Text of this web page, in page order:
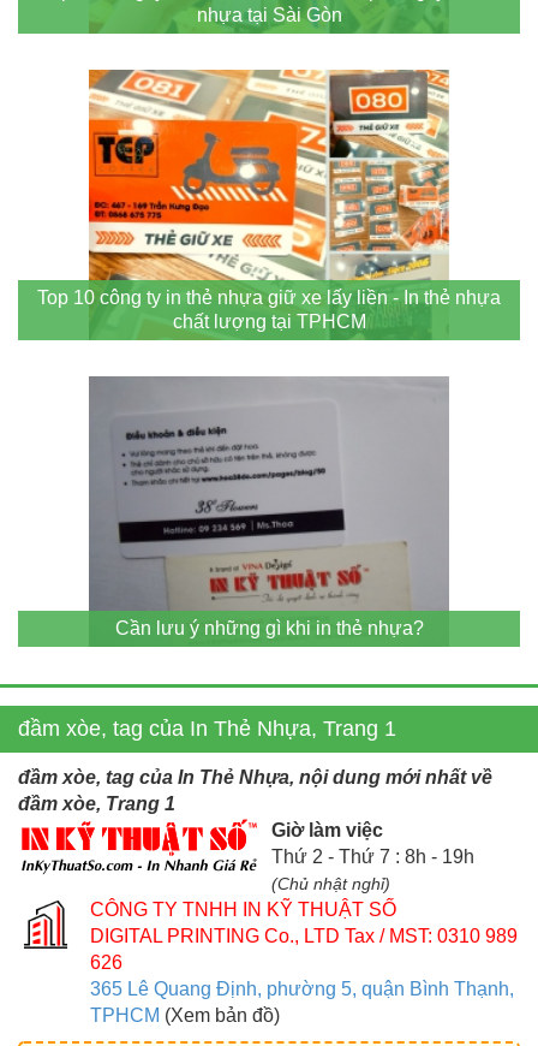
nhựa tại Sài Gòn
Top 10 công ty in thẻ nhựa giữ xe lấy liền - In thẻ nhựa
chất lượng tại TPHCM
Cần lưu ý những gì khi in thẻ nhựa?
đầm xòe, tag của In Thẻ Nhựa, Trang 1
đầm xòe, tag của In Thẻ Nhựa, nội dung mới nhất về
đầm xòe, Trang 1
Giờ làm việc
Thứ 2 - Thứ 7 : 8h - 19h
(Chủ nhật nghỉ)
CÔNG TY TNHH IN KỸ THUẬT SỐ
DIGITAL PRINTING Co., LTD Tax / MST: 0310 989
626
365 Lê Quang Định, phường 5, quận Bình Thạnh,
TPHCM (Xem bản đồ)